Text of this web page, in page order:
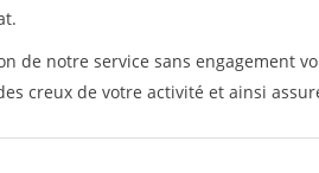
de notre service sans engagement
creux de votre activité et ainsi